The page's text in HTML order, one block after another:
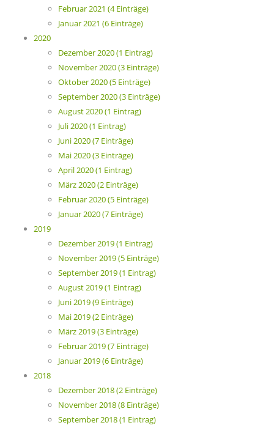
Februar 2021 (4 Einträge)
Januar 2021 (6 Einträge)
2020
Dezember 2020 (1 Eintrag)
November 2020 (3 Einträge)
Oktober 2020 (5 Einträge)
September 2020 (3 Einträge)
August 2020 (1 Eintrag)
Juli 2020 (1 Eintrag)
Juni 2020 (7 Einträge)
Mai 2020 (3 Einträge)
April 2020 (1 Eintrag)
März 2020 (2 Einträge)
Februar 2020 (5 Einträge)
Januar 2020 (7 Einträge)
2019
Dezember 2019 (1 Eintrag)
November 2019 (5 Einträge)
September 2019 (1 Eintrag)
August 2019 (1 Eintrag)
Juni 2019 (9 Einträge)
Mai 2019 (2 Einträge)
März 2019 (3 Einträge)
Februar 2019 (7 Einträge)
Januar 2019 (6 Einträge)
2018
Dezember 2018 (2 Einträge)
November 2018 (8 Einträge)
September 2018 (1 Eintrag)